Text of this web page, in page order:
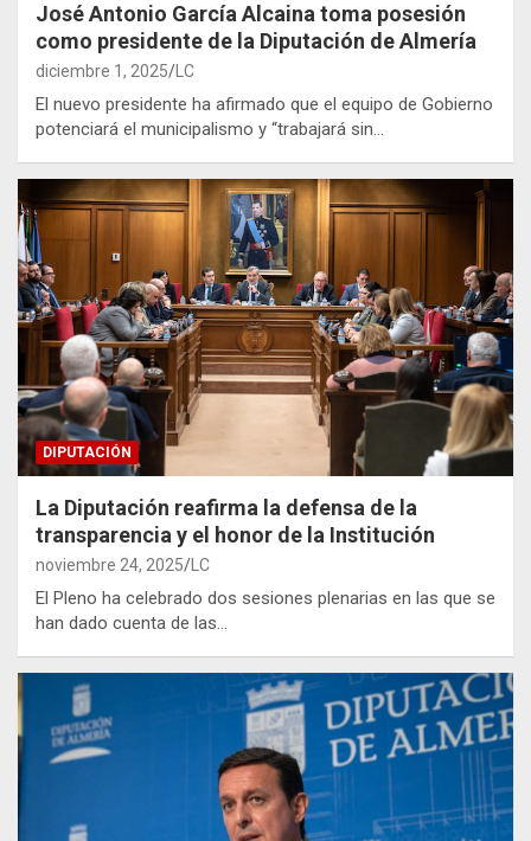
José Antonio García Alcaina toma posesión
como presidente de la Diputación de Almería
diciembre 1, 2025 LC
El nuevo presidente ha afirmado que el equipo de Gobierno
potenciará el municipalismo y “trabajará sin…
DIPUTACIÓN
La Diputación reafirma la defensa de la
transparencia y el honor de la Institución
noviembre 24, 2025 LC
El Pleno ha celebrado dos sesiones plenarias en las que se
han dado cuenta de las…